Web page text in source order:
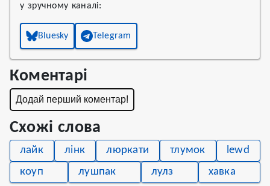
у зручному каналі:
Bluesky Telegram
Коментарі
Додай перший коментар!
Схожі слова
лайк лінк люркати тлумок
lewd
коуп
лушпак лулз хавка